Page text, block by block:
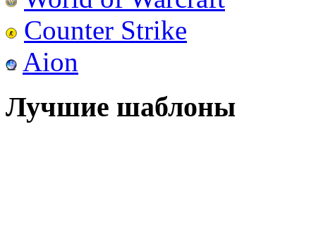
Counter Strike
Aion
Лучшие шаблоны